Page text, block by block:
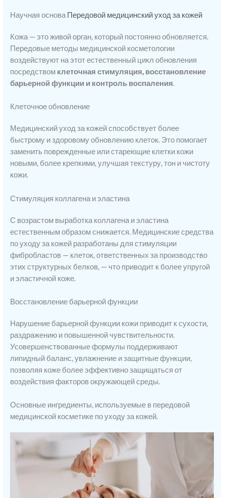
Научная основа Передовой медицинский уход за кожей
Кожа — это живой орган, который постоянно обновляется.
Передовые методы медицинской косметологии
воздействуют на этот естественный цикл обновления
посредством клеточная стимуляция, восстановление
барьерной функции и контроль воспаления.
Клеточное обновление
Медицинский уход за кожей способствует более
быстрому и здоровому обновлению клеток. Это помогает
заменить поврежденные или стареющие клетки кожи
новыми, более крепкими, улучшая текстуру, тон и чистоту
кожи.
Стимуляция коллагена и эластина
С возрастом выработка коллагена и эластина
естественным образом снижается. Медицинские средства
по уходу за кожей разработаны для стимуляции
фибробластов — клеток, ответственных за производство
этих структурных белков, — что приводит к более упругой
и эластичной коже.
Восстановление барьерной функции
Нарушение барьерной функции кожи приводит к сухости,
раздражению и повышенной чувствительности.
Усовершенствованные формулы поддерживают
липидный баланс, увлажнение и защитные функции,
позволяя коже более эффективно защищаться от
воздействия факторов окружающей среды.
Основные ингредиенты, используемые в передовой
медицинской косметике по уходу за кожей.